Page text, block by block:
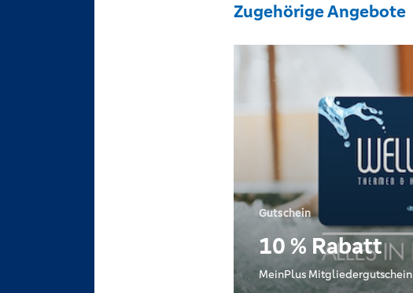
Zugehörige Angebote
Gutschein
10 % Rabatt
MeinPlus Mitgliedergutschein